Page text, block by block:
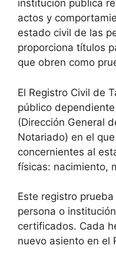
institución pública
actos y
estado civil de las
proporciona títulos
que obren como
El Registro Civil de
público
(Dirección General
Notariado) en el
concernientes al
físicas: nacimiento,
Este registro
persona o
certificados. Cada
nuevo asiento en el